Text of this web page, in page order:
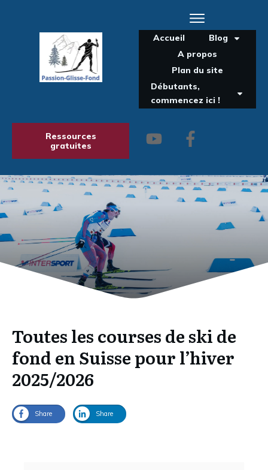
Accueil
Blog
A propos
Plan du site
Débutants,
commencez ici !
Ressources
gratuites
Toutes les courses de ski de
fond en Suisse pour l’hiver
2025/2026
Share Share